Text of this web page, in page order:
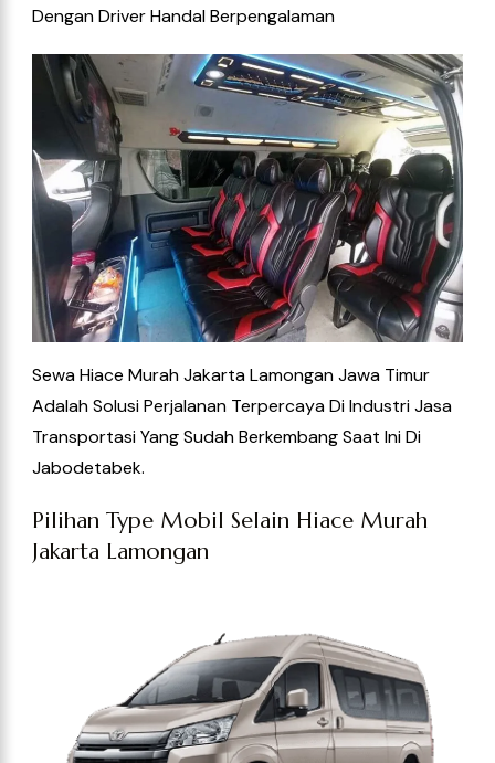
Dengan Driver Handal Berpengalaman
Sewa Hiace Murah Jakarta Lamongan Jawa Timur
Adalah Solusi Perjalanan Terpercaya Di Industri Jasa
Transportasi Yang Sudah Berkembang Saat IniDi
Jabodetabek.
Pilihan Type Mobil Selain Hiace Murah
Jakarta Lamongan